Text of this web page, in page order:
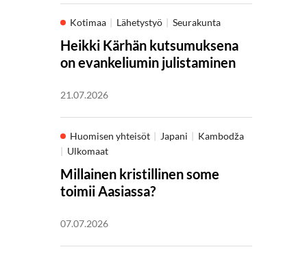
Kotimaa Lähetystyö Seurakunta
Heikki Kärhän kutsumuksena
on evankeliumin julistaminen
21.07.2026
Huomisen yhteisöt Japani
Kambodža
Ulkomaat
Millainen kristillinen some
toimii Aasiassa?
07.07.2026